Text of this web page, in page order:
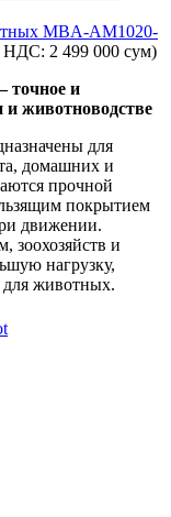
MBA-AM1020-
НДС: 2 499 000 сум)
точное и
и животноводстве
для
домашних и
прочной
покрытием
движении.
зоохозяйств и
нагрузку,
для животных.